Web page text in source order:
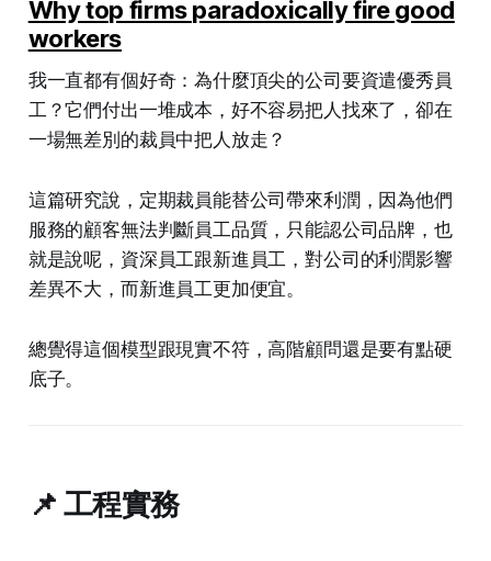
Why top firms paradoxically fire good
workers
我一直都有個好奇：為什麼頂尖的公司要資遣優秀員
工？它們付出一堆成本，好不容易把人找來了，卻在
一場無差別的裁員中把人放走？
這篇研究說，定期裁員能替公司帶來利潤，因為他們
服務的顧客無法判斷員工品質，只能認公司品牌，也
就是說呢，資深員工跟新進員工，對公司的利潤影響
差異不大，而新進員工更加便宜。
總覺得這個模型跟現實不符，高階顧問還是要有點硬
底子。
📌 工程實務